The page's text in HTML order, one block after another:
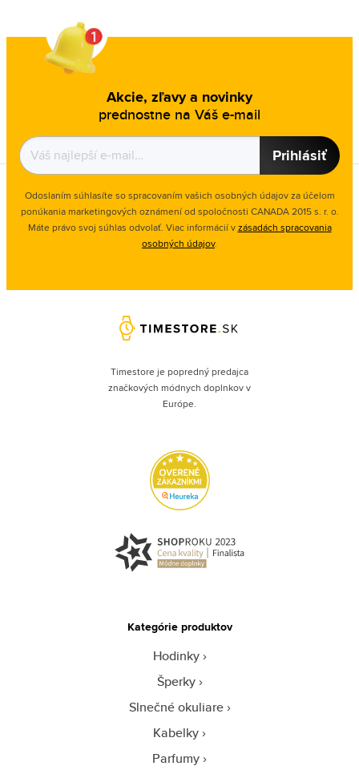
Akcie, zľavy a novinky
prednostne na Váš e-mail
Prihlásiť
Odoslaním súhlasíte so spracovaním vašich osobných údajov za účelom
ponúkania marketingových oznámení od spoločnosti CANADA 2015 s. r. o.
Máte právo svoj súhlas odvolať. Viac informácií vzásadách spracovania
osobných údajov.
Timestore je popredný predajca
značkových módnych doplnkov v
Európe.
Kategórie produktov
Hodinky
Šperky
Slnečné okuliare
Kabelky
Parfumy